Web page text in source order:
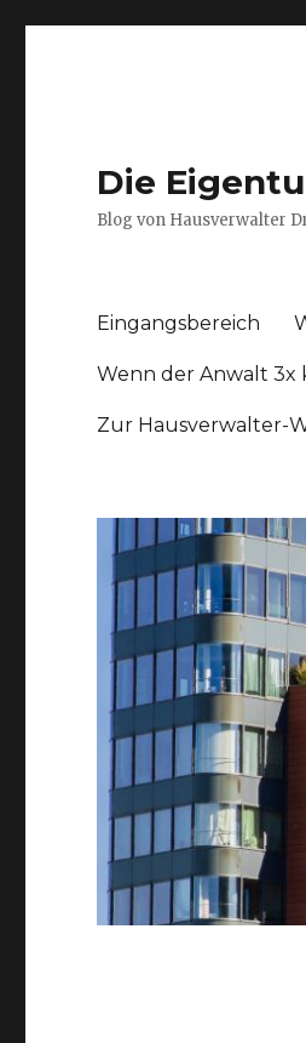
Die
Blog von Hausverwalter
Eingangsbereich
Wenn der Anwalt 3x
Zur Hausverwalter-